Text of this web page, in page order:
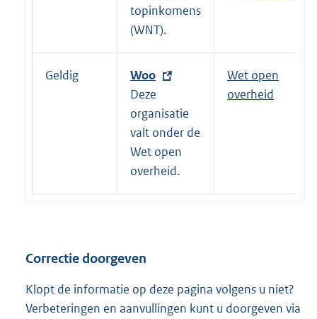
l
i
n
k
:
topinkomens
(WNT).
Geldig
E
x
t
e
r
n
e
k
:
Woo
Deze
organisatie
valt onder de
Wet open
overheid.
Wet open
overheid
Correctie doorgeven
Klopt de informatie op deze pagina volgens u niet?
Verbeteringen en aanvullingen kunt u doorgeven via